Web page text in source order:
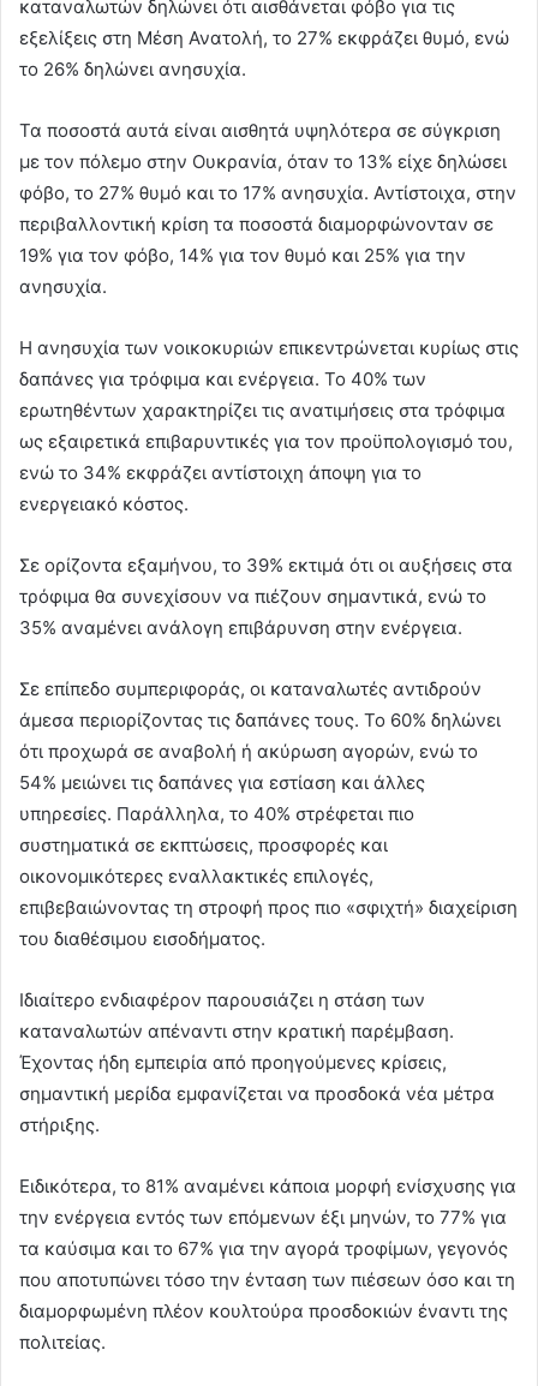
καταναλωτών δηλώνει ότι αισθάνεται φόβο για τις
εξελίξεις στη Μέση Ανατολή, το 27% εκφράζει θυμό, ενώ
το 26% δηλώνει ανησυχία.
Τα ποσοστά αυτά είναι αισθητά υψηλότερα σε σύγκριση
με τον πόλεμο στην Ουκρανία, όταν το 13% είχε δηλώσει
φόβο, το 27% θυμό και το 17% ανησυχία. Αντίστοιχα, στην
περιβαλλοντική κρίση τα ποσοστά διαμορφώνονταν σε
19% για τον φόβο, 14% για τον θυμό και 25% για την
ανησυχία.
Η ανησυχία των νοικοκυριών επικεντρώνεται κυρίως στις
δαπάνες για τρόφιμα και ενέργεια. Το 40% των
ερωτηθέντων χαρακτηρίζει τις ανατιμήσεις στα τρόφιμα
ως εξαιρετικά επιβαρυντικές για τον προϋπολογισμό του,
ενώ το 34% εκφράζει αντίστοιχη άποψη για το
ενεργειακό κόστος.
Σε ορίζοντα εξαμήνου, το 39% εκτιμά ότι οι αυξήσεις στα
τρόφιμα θα συνεχίσουν να πιέζουν σημαντικά, ενώ το
35% αναμένει ανάλογη επιβάρυνση στην ενέργεια.
Σε επίπεδο συμπεριφοράς, οι καταναλωτές αντιδρούν
άμεσα περιορίζοντας τις δαπάνες τους. Το 60% δηλώνει
ότι προχωρά σε αναβολή ή ακύρωση αγορών, ενώ το
54% μειώνει τις δαπάνες για εστίαση και άλλες
υπηρεσίες. Παράλληλα, το 40% στρέφεται πιο
συστηματικά σε εκπτώσεις, προσφορές και
οικονομικότερες εναλλακτικές επιλογές,
επιβεβαιώνοντας τη στροφή προς πιο «σφιχτή» διαχείριση
του διαθέσιμου εισοδήματος.
Ιδιαίτερο ενδιαφέρον παρουσιάζει η στάση των
καταναλωτών απέναντι στην κρατική παρέμβαση.
Έχοντας ήδη εμπειρία από προηγούμενες κρίσεις,
σημαντική μερίδα εμφανίζεται να προσδοκά νέα μέτρα
στήριξης.
Ειδικότερα, το 81% αναμένει κάποια μορφή ενίσχυσης για
την ενέργεια εντός των επόμενων έξι μηνών, το 77% για
τα καύσιμα και το 67% για την αγορά τροφίμων, γεγονός
που αποτυπώνει τόσο την ένταση των πιέσεων όσο και τη
διαμορφωμένη πλέον κουλτούρα προσδοκιών έναντι της
πολιτείας.